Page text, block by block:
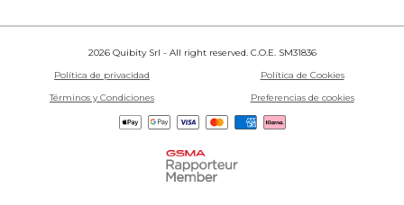
2026 Quibity Srl - All right reserved. C.O.E. SM31836
Política de privacidad
Política de Cookies
Términos y Condiciones
Preferencias de cookies